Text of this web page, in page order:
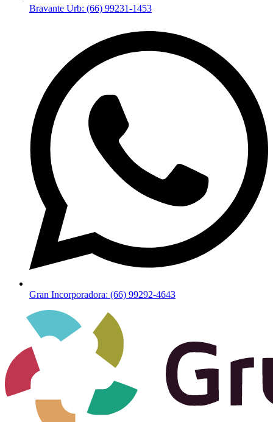
Bravante Urb: (66) 99231-1453
Gran Incorporadora: (66) 99292-4643